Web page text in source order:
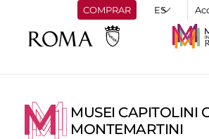
COMPRAR
MUSEI CAPITOLINI
MONTEMARTINI